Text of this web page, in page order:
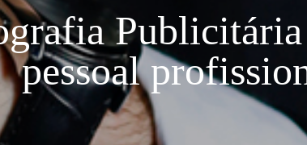
pessoal